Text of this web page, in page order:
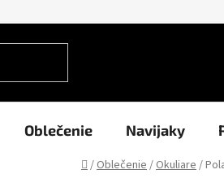
Oblečenie Navijaky
Domov
/Oblečenie/Okuliare/